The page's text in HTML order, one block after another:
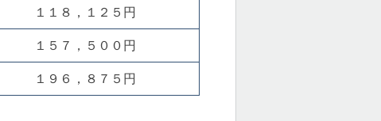
１１８，１２５円
１５７，５００円
１９６，８７５円